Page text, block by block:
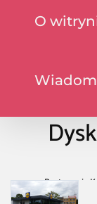
O
Restauracja